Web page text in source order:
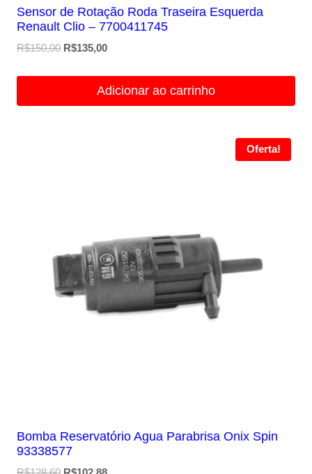
Sensor de Rotação Roda Traseira Esquerda
Renault Clio – 7700411745
R$150,00 O
R$135,00O
é:
Adicionar ao carrinho
Oferta!
Bomba Reservatório Agua Parabrisa Onix Spin
93338577
O O